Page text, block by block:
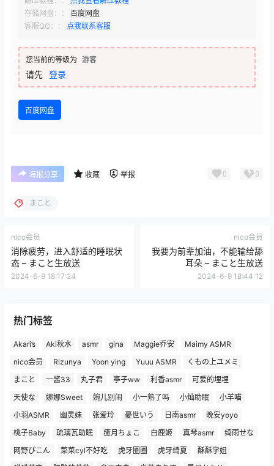
存储网盘：：
百度网盘
客服QQ：：
点我联系客服
您当前的等级为 游客
请先 登录
百度网盘
海报分享 收藏 举报 0 0
まこと
nico会员
消除疲劳，进入舒适的睡眠状
态 – まこと生放送
2024-6-9 18:17:24
nico会员
我要为前辈加油，不能输给舔
耳朵 – まこと生放送
2024-6-9 18:44:12
热门标签
Akari’s Aki秋水 asmr gina Maggie乔安
Maimy ASMR
nico会员
Rizunya Yoon ying Yuuu ASMR
くもの上ユメミ
まこと
一酱33 丸子君 亭子ww 利香asmr
可爱的埋埋
天使な
娜娜Sweet 婉儿别闹 小一熟了吗 小灿助眠
小羊喵
小羽ASMR
幽灵妹 张爱玲 憂世いう 日南asmr
晚安yoyo
桃子Baby
琉璃瓦助眠 癒月ちょこ 白鹿姬 真琴asmr
绮雨せな
网野ぴこん
菜菜cyl不好吃 虎牙圈圈 虎牙绮夏
酥酥学姐